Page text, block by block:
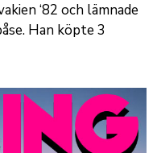
‘82 och lämnade
Han köpte 3